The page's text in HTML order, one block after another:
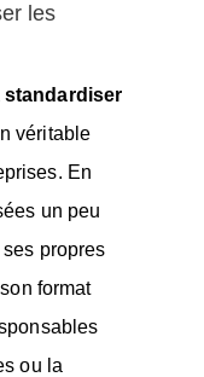
les
standardiser
véritable
En
un peu
propres
format
ou la